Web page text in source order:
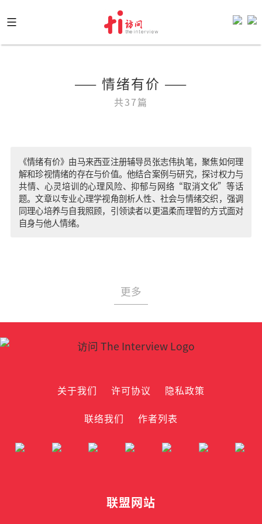
to
content
—— 情绪有价 ——
共37篇
《情绪有价》由马来西亚注册辅导员张志伟执笔，聚焦如何理
解和珍视情绪的存在与价值。他结合案例与研究，探讨权力与
共情、心灵培训的心理风险、抑郁与网络“取消文化”等话
题。文章以专业心理学视角剖析人性、社会与情绪交织，强调
同理心培养与自我照顾，引领读者以更温柔而理智的方式面对
自身与他人情绪。
更多
关于我们 许可协议
隐私政策
联络我们
作者列表
联盟网站